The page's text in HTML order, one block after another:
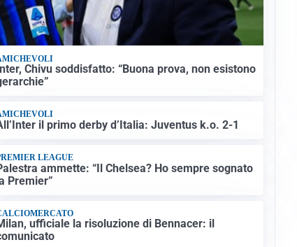
Chivu soddisfatto: “Buona prova, non esistono
il primo derby d’Italia: Juventus k.o. 2-1
LEAGUE
ammette: “Il Chelsea? Ho sempre sognato
Premier”
ufficiale la risoluzione di Bennacer: il